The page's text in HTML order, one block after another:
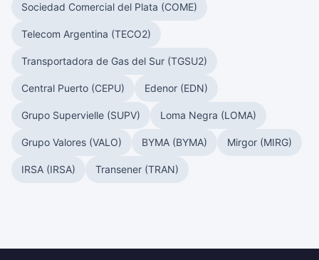
Sociedad Comercial del Plata (COME)
Telecom Argentina (TECO2)
Transportadora de Gas del Sur (TGSU2)
Central Puerto (CEPU) Edenor (EDN)
Grupo Supervielle (SUPV) Loma Negra (LOMA)
Grupo Valores (VALO) BYMA (BYMA) Mirgor (MIRG)
IRSA (IRSA) Transener (TRAN)